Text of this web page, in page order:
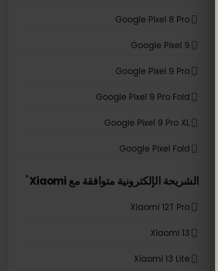
Google Pixel 8 Pro
Google Pixel 9
Google Pixel 9 Pro
Google Pixel 9 Pro Fold
Google Pixel 9 Pro XL
Google Pixel Fold
الشريحة الإلكترونية متوافقة معXiaomi
*
Xiaomi 12T Pro
Xiaomi 13
Xiaomi 13 Lite